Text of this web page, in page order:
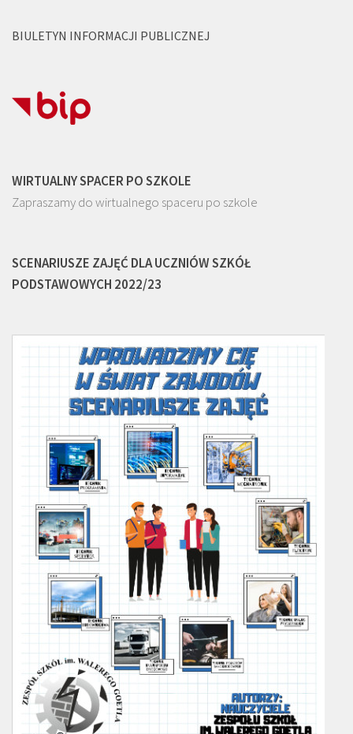
BIULETYN INFORMACJI PUBLICZNEJ
WIRTUALNY SPACER PO SZKOLE
Zapraszamy do wirtualnego spaceru po szkole
SCENARIUSZE ZAJĘĆ DLA UCZNIÓW SZKÓŁ
PODSTAWOWYCH 2022/23